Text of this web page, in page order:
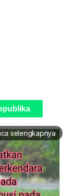
selengkapnya